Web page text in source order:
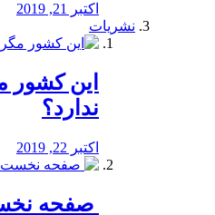
اکتبر 21, 2019
نشریات
این کشور
ندارد؟
اکتبر 22, 2019
صفحه